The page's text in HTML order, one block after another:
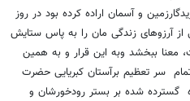
و آسمان اراده کرده بود در روز
بهمن ماهی از سال 1400 یکی از آرزوهای زندگی مان را به پاس ستایش
معنا ببخشد وبه این قرار و به همین
سر تعظیم برآستان کبریایی حضرت
شده بر بستر رودخورشان و